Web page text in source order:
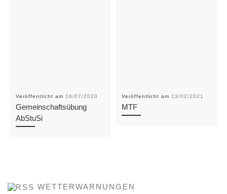
Veröffentlicht am 16/07/2020
Gemeinschaftsübung
AbStuSi
Veröffentlicht am 13/02/2021
MTF
WETTERWARNUNGEN